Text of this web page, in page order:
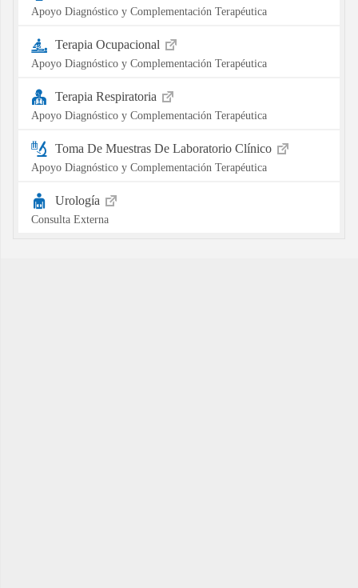
Apoyo Diagnóstico y Complementación Terapéutica
Terapia Ocupacional
Apoyo Diagnóstico y Complementación Terapéutica
Terapia Respiratoria
Apoyo Diagnóstico y Complementación Terapéutica
Toma De Muestras De Laboratorio Clínico
Apoyo Diagnóstico y Complementación Terapéutica
Urología
Consulta Externa